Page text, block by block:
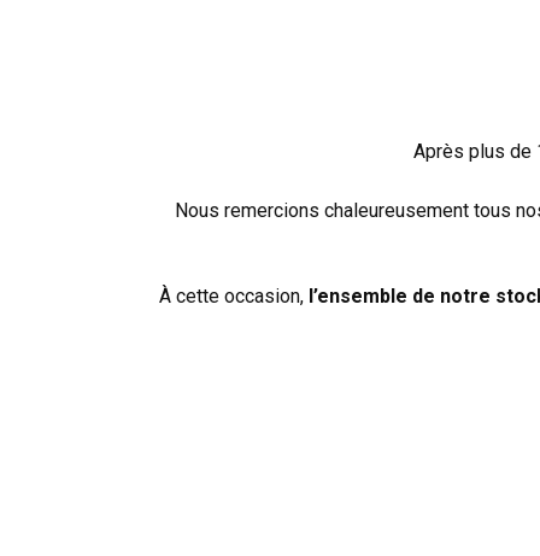
Après plus de
Nous remercions chaleureusement tous
À cette occasion, l’ensemble de notre